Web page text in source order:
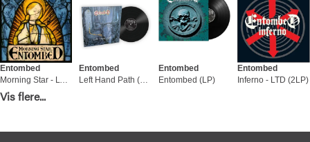
Kjøp
Entombed
369,-
Entombed
Entombed
Entombed (LP)
Entombed
Inferno - LTD (2LP)
Vis flere...